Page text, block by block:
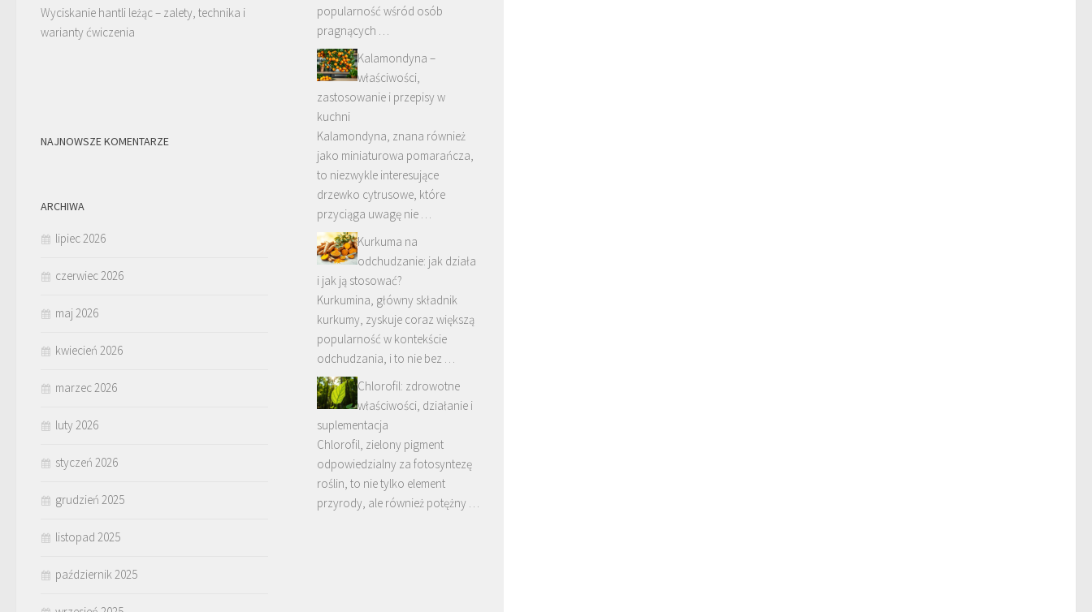
Wyciskanie hantli leżąc – zalety, technika i
warianty ćwiczenia
NAJNOWSZE KOMENTARZE
ARCHIWA
lipiec 2026
czerwiec 2026
maj 2026
kwiecień 2026
marzec 2026
luty 2026
styczeń 2026
grudzień 2025
listopad 2025
październik 2025
popularność wśród osób
pragnących …
Kalamondyna –
właściwości,
zastosowanie i przepisy w
kuchni
Kalamondyna, znana również
jako miniaturowa pomarańcza,
to niezwykle interesujące
drzewko cytrusowe, które
przyciąga uwagę nie …
Kurkuma na
odchudzanie: jak działa
i jak ją stosować?
Kurkumina, główny składnik
kurkumy, zyskuje coraz większą
popularność w kontekście
odchudzania, i to nie bez …
Chlorofil: zdrowotne
właściwości, działanie i
suplementacja
Chlorofil, zielony pigment
odpowiedzialny za fotosyntezę
roślin, to nie tylko element
przyrody, ale również potężny …